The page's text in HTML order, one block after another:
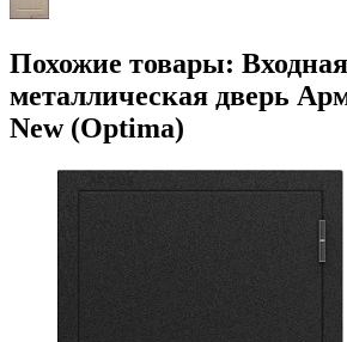
Похожие товары: Входная
металлическая дверь
New (Optima)